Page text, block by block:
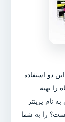
دو استفاده
را تهیه
نام پرینتر
را به شما